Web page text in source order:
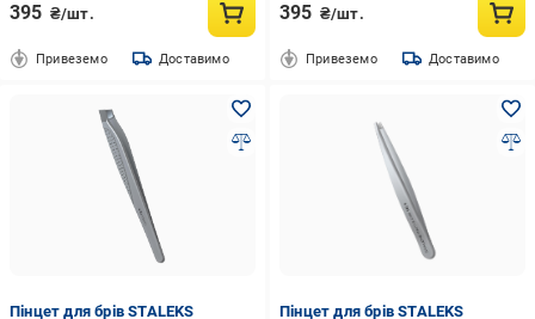
395 ₴/шт.
Привеземо Доставимо
395 ₴/шт.
Привеземо Доставимо
Пінцет для брів STALEKS
Пінцет для брів STALEKS